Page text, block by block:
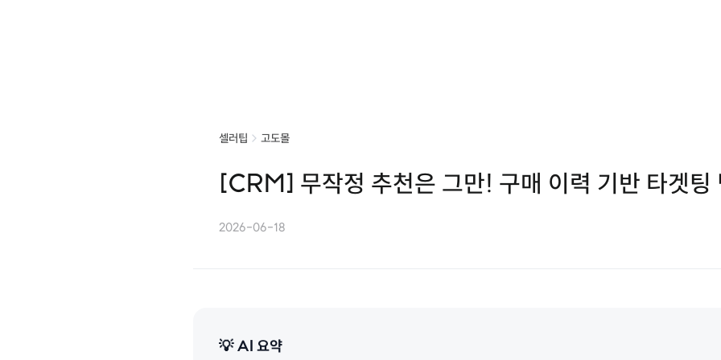
셀러팁 고도몰
[CRM] 무작정 추천은 그만! 구매 이력 기반 타겟팅
2026-06-18
💡 AI 요약